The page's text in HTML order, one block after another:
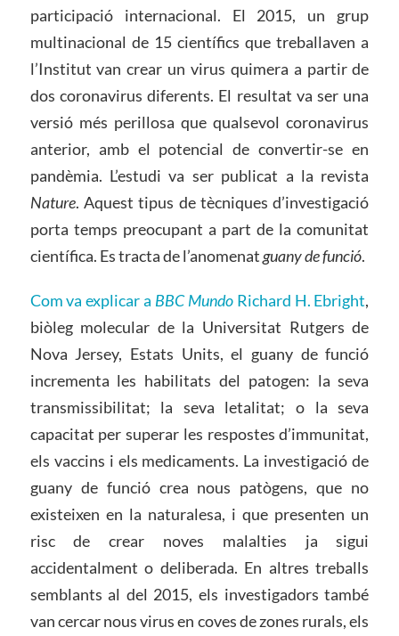
participació internacional. El 2015, un grup
multinacional de 15 científics que treballaven a
l’Institut van crear un virus quimera a partir de
dos coronavirus diferents. El resultat va ser una
versió més perillosa que qualsevol coronavirus
anterior, amb el potencial de convertir-se en
pandèmia. L’estudi va ser publicat a la revista
Nature. Aquest tipus de tècniques d’investigació
porta temps preocupant a part de la comunitat
científica. Es tracta de l’anomenatguany de funció.
Com va explicar a BBC MundoRichard H. Ebright,
biòleg molecular de la Universitat Rutgers de
Nova Jersey, Estats Units, el guany de funció
incrementa les habilitats del patogen: la seva
transmissibilitat; la seva letalitat; o la seva
capacitat per superar les respostes d’immunitat,
els vaccins i els medicaments. La investigació de
guany de funció crea nous patògens, que no
existeixen en la naturalesa, i que presenten un
risc de crear noves malalties ja sigui
accidentalment o deliberada. En altres treballs
semblants al del 2015, els investigadors també
van cercar nous virus en coves de zones rurals, els